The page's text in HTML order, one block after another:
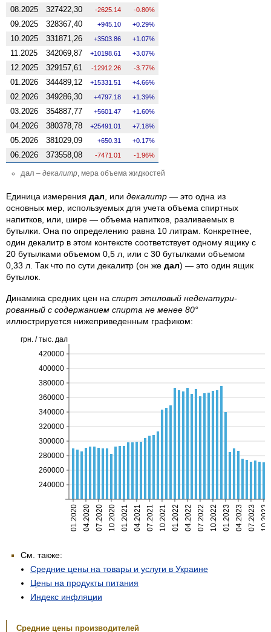
08.2025 327422,30 -2625.14 -0.80%
09.2025 328367,40 945.10 0.29%
10.2025 331871,26 3503.86 1.07%
11.2025 342069,87 10198.61 3.07%
12.2025 329157,61 -12912.26 -3.77%
01.2026 344489,12 15331.51 4.66%
02.2026 349286,30 4797.18 1.39%
03.2026 354887,77 5601.47 1.60%
04.2026 380378,78 25491.01 7.18%
05.2026 381029,09 650.31 0.17%
06.2026 373558,08 -7471.01 -1.96%
дал – декалитр , мера объема жидкостей
Единица измерения дал , или декалитр — это одна из
основных мер, используемых для учета объема спиртных
напитков, или, шире — объема напитков, разливаемых в
бутылки. Она по определению равна 10 литрам. Конкретнее,
один декалитр в этом контексте соответствует одному ящику с
20 бутылками объемом 0,5 л, или с 30 бутылками объемом
0,33 л. Так что по сути декалитр (он же дал) — это один ящик
бутылок.
Динамика средних цен на спирт этиловый неденатури­
рованный с содержанием спирта не менее 80°
иллюстрируется нижеприведенным графиком:
01.2020 04.2020 07.2020 10.2020 01.2021 04.2021 07.2021 10.2021 01.2022 04.2022 07.2022 10.2022 01.2023 04.2023 07.2023 10.2023
240000
260000
280000
300000
320000
340000
360000
380000
400000
420000
грн. / тыс. дал
См. также:
Средние цены на товары и услуги в Украине
Цены на продукты питания
Индекс инфляции
Средние цены производителей